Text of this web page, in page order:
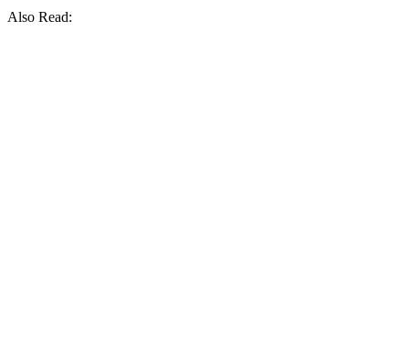
Also Read: